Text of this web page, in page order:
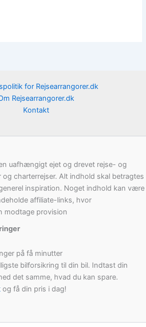
for Rejsearrangorer.dk
Rejsearrangorer.dk
Kontakt
uafhængigt ejet og drevet rejse- og
charterrejser. Alt indhold skal betragtes
inspiration. Noget indhold kan være
affiliate-links, hvor
modtage provision
på få minutter
bilforsikring til din bil. Indtast din
det samme, hvad du kan spare.
og få din pris i dag!